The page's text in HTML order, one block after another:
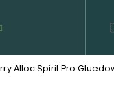
VZORKY
Alloc Spirit Pro